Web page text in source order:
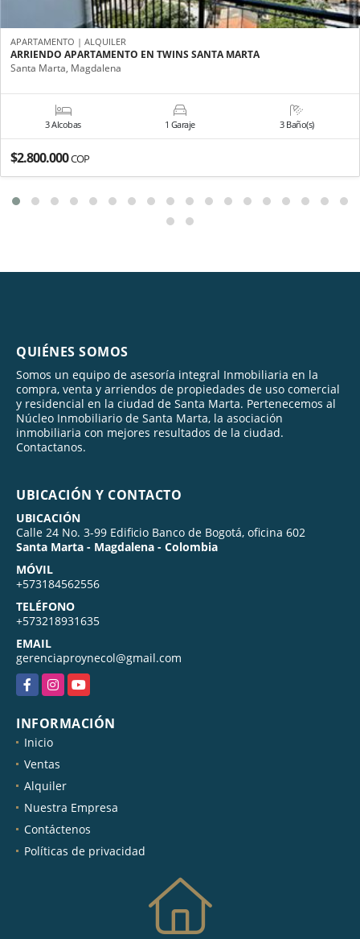
APARTAMENTO | ALQUILER
ARRIENDO APARTAMENTO EN TWINS SANTA MARTA
Santa Marta, Magdalena
3 Alcobas 1 Garaje 3 Baño(s)
$2.800.000COP
QUIÉNES SOMOS
Somos un equipo de asesoría integral Inmobiliaria en la
compra, venta y arriendos de propiedades de uso comercial
y residencial en la ciudad de Santa Marta. Pertenecemos al
Núcleo Inmobiliario de Santa Marta, la asociación
inmobiliaria con mejores resultados de la ciudad.
Contactanos.
UBICACIÓN Y CONTACTO
UBICACIÓN
Calle 24 No. 3-99 Edificio Banco de Bogotá, oficina 602
Santa Marta - Magdalena - Colombia
MÓVIL
+573184562556
TELÉFONO
+573218931635
EMAIL
gerenciaproynecol@gmail.com
FacebookInstagramYouTube
INFORMACIÓN
Inicio
Ventas
Alquiler
Nuestra Empresa
Contáctenos
Políticas de privacidad